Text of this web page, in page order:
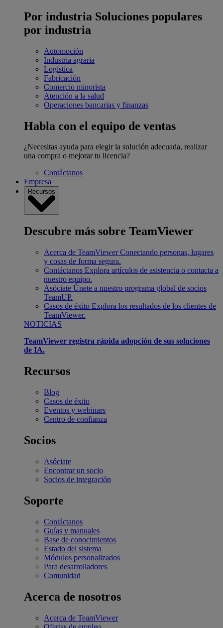
Por industria Soluciones populares
por industria
Automoción
Industria agraria
Logística
Fabricación
Comercio minorista
Atención a la salud
Operaciones bancarias y finanzas
Habla con el equipo de ventas
¿Necesitas ayuda para elegir la solución adecuada, realizar
una compra o mejorar tu licencia?
Contáctanos
Empresa
Recursos
Descubre más sobre TeamViewer
Acerca de TeamViewer Conectando personas, lugares
y cosas de forma segura.
Contáctanos Explora artículos de asistencia o contacta a
nuestro equipo.
Asóciate Únete a nuestro programa global de socios
TeamUP.
Casos de éxito Explora los resultados de los clientes de
TeamViewer.
NOTICIAS
TeamViewer registra rápida adopción de sus soluciones
de IA.
Recursos
Blog
Casos de éxito
Eventos y webinars
Centro de confianza
Socios
Asóciate
Encontrar un socio
Socios de integración
Soporte
Contáctanos
Guías y manuales
Base de conocimientos
Estado del sistema
Módulos personalizados
Para desarrolladores
Comunidad
Acerca de nosotros
Acerca de TeamViewer